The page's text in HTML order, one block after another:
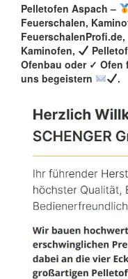
Pelletofen Aspach –
Feuerschalen,
Kaminofen,
Ofenbau oder ✓ Ofen
uns begeistern
.